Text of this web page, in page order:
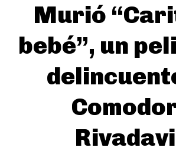
Murió
bebé”, un